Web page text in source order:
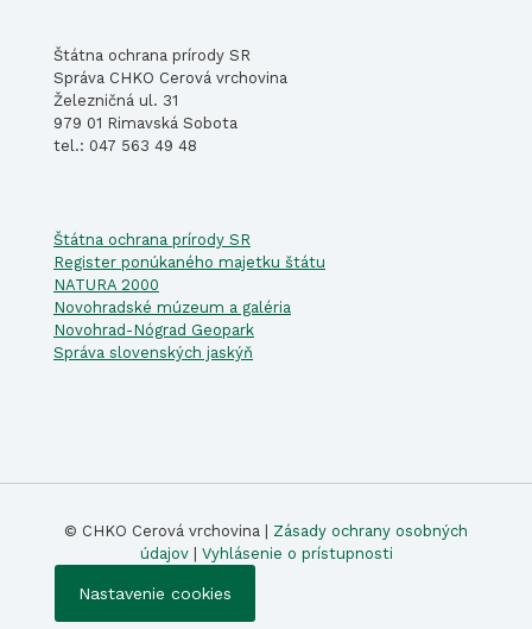
Štátna ochrana prírody SR
Správa CHKO Cerová vrchovina
Železničná ul. 31
979 01 Rimavská Sobota
tel.: 047 563 49 48
Štátna ochrana prírody SR
Register ponúkaného majetku štátu
NATURA 2000
Novohradské múzeum a galéria
Novohrad-Nógrad Geopark
Správa slovenských jaskýň
© CHKO Cerová vrchovina | Zásady ochrany osobných
údajov| Vyhlásenie o prístupnosti
Nastavenie cookies